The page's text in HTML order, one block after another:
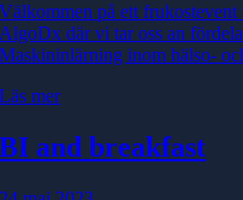
Välkommen på ett frukostevent
AlgoDx där vi tar oss an
Maskininlärning inom hälso-
Läs mer
BI and breakfast